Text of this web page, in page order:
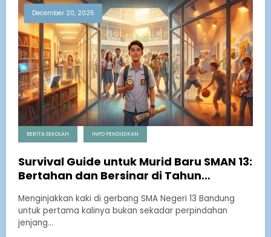
December 20, 2025
BERITA SEKOLAH INFO PENDIDIKAN
Survival Guide untuk Murid Baru SMAN 13:
Bertahan dan Bersinar di Tahun
Menginjakkan kaki di gerbang SMA Negeri 13 Bandung
untuk pertama kalinya bukan sekadar perpindahan
jenjang…